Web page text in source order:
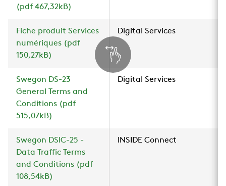
(pdf 467,32kB)
Fiche produit Services
numériques (pdf
150,27kB)
Digital Services
Swegon DS-23
General Terms and
Conditions (pdf
515,07kB)
Digital Services
Swegon DSIC-25 -
Data Traffic Terms
and Conditions (pdf
108,54kB)
INSIDE Connect